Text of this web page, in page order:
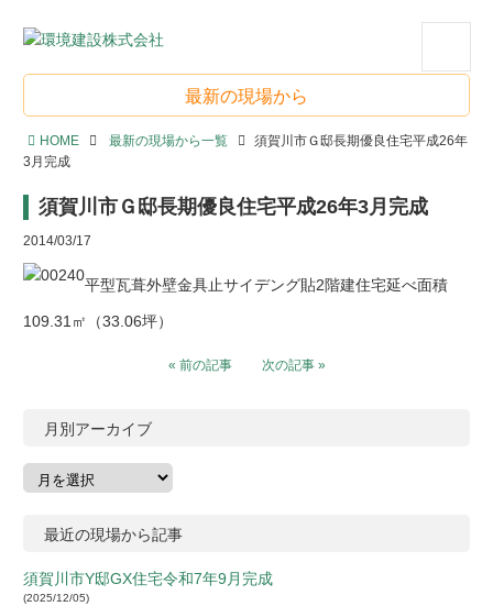
スタッフブログ
最新の現場から
お問い合わせ
最新の現場から
HOME 最新の現場から一覧
須賀川市Ｇ邸長期優良住宅平成26年
3月完成
須賀川市Ｇ邸長期優良住宅平成26年3月完成
2014/03/17
平型瓦葺外壁金具止サイデング貼2階建住宅延べ面積
109.31㎡（33.06坪）
« 前の記事 次の記事 »
月別アーカイブ
最近の現場から記事
須賀川市Y邸GX住宅令和7年9月完成
2025/12/05